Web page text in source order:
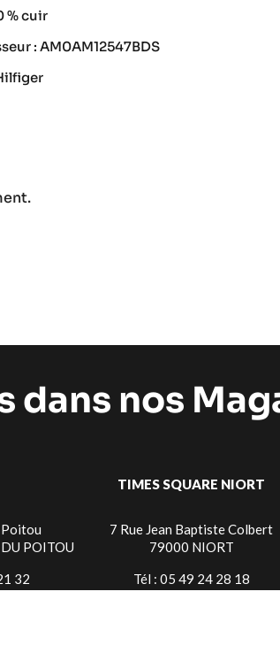
% cuir
: AM0AM12547BDS
nos
POITOU
32
TIMES SQUARE NIORT
7 Rue Jean Baptiste Colbert
79000 NIORT
Tél : 05 49 24 28 18